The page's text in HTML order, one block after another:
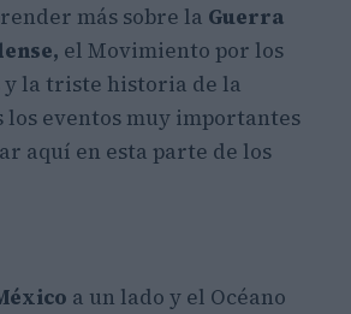
más sobre la Guerra
el Movimiento por los
y la triste historia de la
los eventos muy importantes
aquí en esta parte de los
a un lado y el Océano